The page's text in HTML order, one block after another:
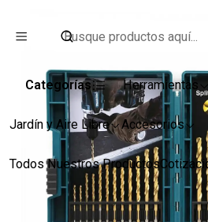
Categorías Herramientas
Jardín y Aire Libre Accesorios
Todos Nuestros Productos